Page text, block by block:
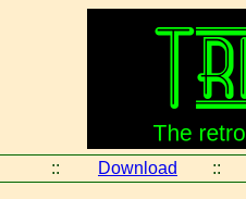
:: Download ::